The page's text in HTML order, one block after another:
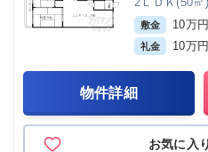
敷金 10万円
礼金 10万円
物件詳細
お気に入